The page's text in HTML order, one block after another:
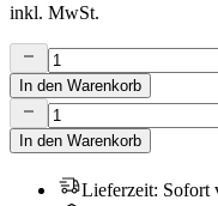
inkl. MwSt.
In den Warenkorb
In den Warenkorb
Lieferzeit: Sofort